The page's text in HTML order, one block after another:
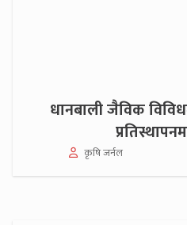
धानबाली जैविक
कृषि जर्नल